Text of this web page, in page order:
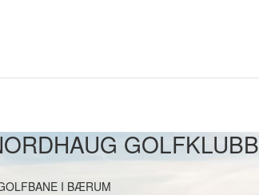
GOLFKLUBB
I BÆRUM